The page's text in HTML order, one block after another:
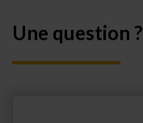
Une question ?